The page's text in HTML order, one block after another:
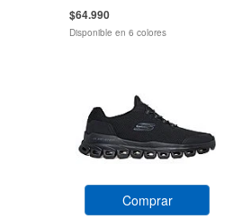
$64.990
Disponible en 6 colores
Comprar